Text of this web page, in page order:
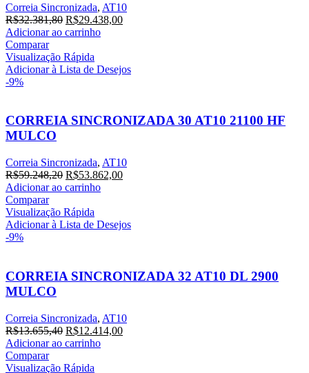
Correia Sincronizada, AT10
R$32.381,80 O
preço
era:
R$32.381,80.
R$29.438,00O
R$29.438,00.
Adicionar ao carrinho
Comparar
Visualização Rápida
Adicionar à Lista de Desejos
-9%
CORREIA SINCRONIZADA 30 AT10 21100 HF
MULCO
Correia Sincronizada, AT10
R$59.248,20 O
preço
era:
R$59.248,20.
R$53.862,00O
R$53.862,00.
Adicionar ao carrinho
Comparar
Visualização Rápida
Adicionar à Lista de Desejos
-9%
CORREIA SINCRONIZADA 32 AT10 DL 2900
MULCO
Correia Sincronizada, AT10
R$13.655,40 O
preço
era:
R$12.414,00O
Adicionar ao carrinho
Comparar
Visualização Rápida